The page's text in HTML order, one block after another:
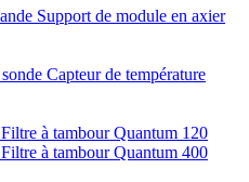
Support de module en axier
Capteur de température
Filtre à tambour Quantum 120
Filtre à tambour Quantum 400